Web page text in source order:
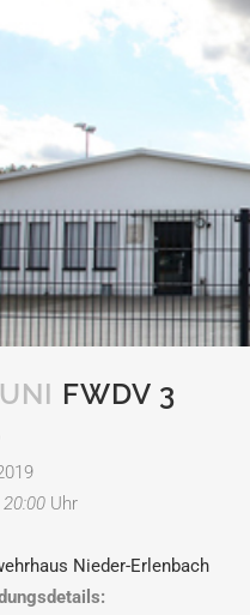
FWDV 3
20:00 Uhr
Nieder-Erlenbach